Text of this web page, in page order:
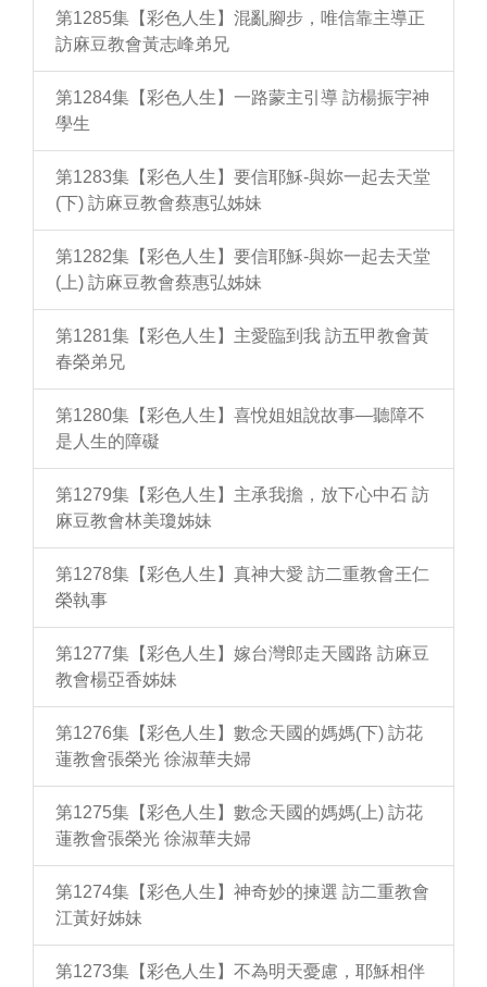
第1285集【彩色人生】混亂腳步，唯信靠主導正
訪麻豆教會黃志峰弟兄
第1284集【彩色人生】一路蒙主引導 訪楊振宇神
學生
第1283集【彩色人生】要信耶穌-與妳一起去天堂
(下) 訪麻豆教會蔡惠弘姊妹
第1282集【彩色人生】要信耶穌-與妳一起去天堂
(上) 訪麻豆教會蔡惠弘姊妹
第1281集【彩色人生】主愛臨到我 訪五甲教會黃
春榮弟兄
第1280集【彩色人生】喜悅姐姐說故事—聽障不
是人生的障礙
第1279集【彩色人生】主承我擔，放下心中石 訪
麻豆教會林美瓊姊妹
第1278集【彩色人生】真神大愛 訪二重教會王仁
榮執事
第1277集【彩色人生】嫁台灣郎走天國路 訪麻豆
教會楊亞香姊妹
第1276集【彩色人生】數念天國的媽媽(下) 訪花
蓮教會張榮光 徐淑華夫婦
第1275集【彩色人生】數念天國的媽媽(上) 訪花
蓮教會張榮光 徐淑華夫婦
第1274集【彩色人生】神奇妙的揀選 訪二重教會
江黃好姊妹
第1273集【彩色人生】不為明天憂慮，耶穌相伴